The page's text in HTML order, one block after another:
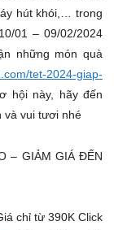
hút khói,… trong
01 – 09/02/2024
những món quà
tet-2024-giap-
hội này, hãy đến
và vui tươi nhé
– GIẢM GIÁ ĐẾN
chỉ từ 390K Click